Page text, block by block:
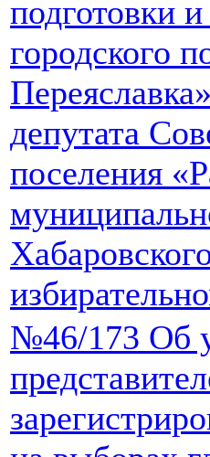
подготовки
городского
депутата
поселения
№46/173 Об